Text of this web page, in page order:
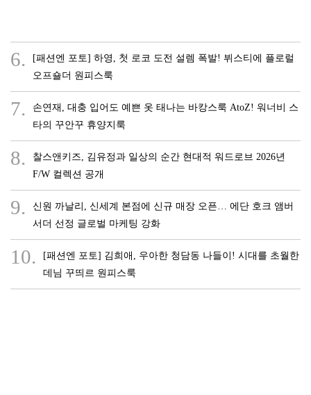
6.
[패션엔 포토] 하영, 첫 로코 도전 설렘 폭발! 뷔스티에 플로럴
오프숄더 원피스룩
7.
손연재, 대충 입어도 예쁜 옷 태나는 바캉스룩 AtoZ! 워너비 스
타의 꾸안꾸 휴양지룩
8.
찰스앤키즈, 김유정과 일상의 순간 현대적 워드로브 2026년
F/W 컬렉션 공개
9.
신원 까날리, 신세계 본점에 신규 매장 오픈… 에단 호크 앰버
서더 선정 글로벌 마케팅 강화
10.
[패션엔 포토] 김희애, 우아한 청담동 나들이! 시대를 초월한
데님 꾸띄르 원피스룩